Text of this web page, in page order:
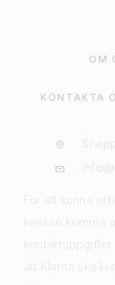
OM
KONTAKTA
För att kunna
kassan komma
att Klarna ska